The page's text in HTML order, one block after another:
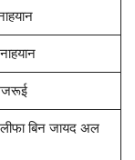
बिन जायद अल